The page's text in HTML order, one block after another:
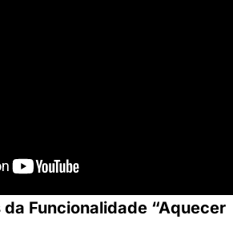
Funcionalidade “Aquecer